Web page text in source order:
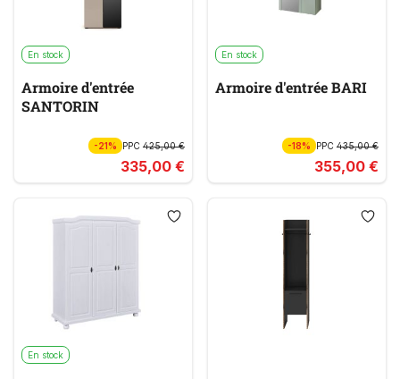
En stock
Armoire d'entrée
SANTORIN
-21% PPC 425,00 €
335,00 €
En stock
Armoire d'entrée BARI
-18% PPC435,00 €
355,00 €
En stock